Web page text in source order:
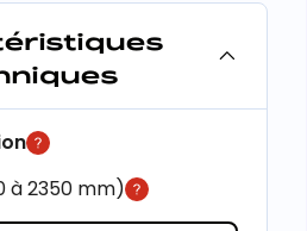
à 2350 mm)